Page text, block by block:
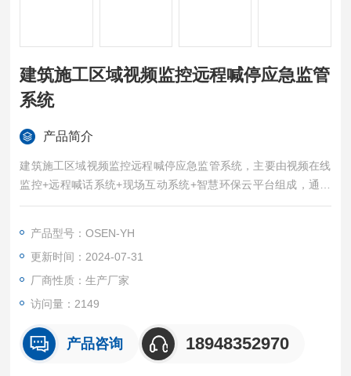
建筑施工区域视频监控远程喊停应急监管
系统
产品简介
建筑施工区域视频监控远程喊停应急监管系统，主要由视频在线
监控+远程喊话系统+现场互动系统+智慧环保云平台组成，通过
线上监控+线下监管，解决了环境污染监管难，效率低等问题。
产品型号：OSEN-YH
更新时间：2024-07-31
厂商性质：生产厂家
访问量：2149
产品咨询 18948352970